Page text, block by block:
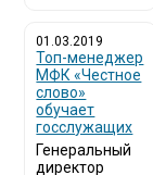
01.03.2019
Топ-менеджер
МФК «Честное
слово»
обучает
госслужащих
Генеральный
директор